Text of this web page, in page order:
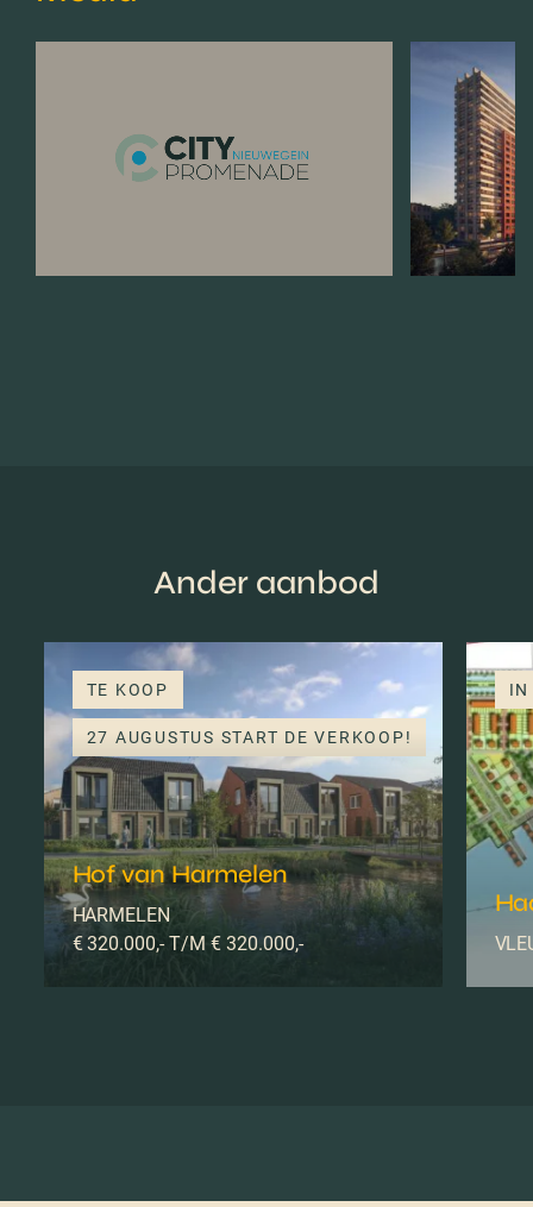
Ander aanbod
TE KOOP
27 AUGUSTUS START DE VERKOOP!
Hof van Harmelen
HARMELEN
€ 320.000,- T/M € 320.000,-
IN